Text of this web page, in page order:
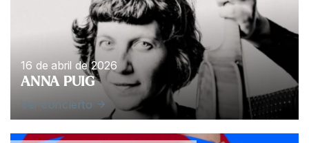
16 de abril de 2026
ANNA PUIG
Ver concierto